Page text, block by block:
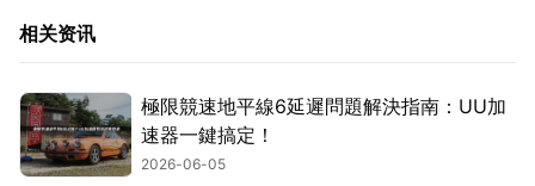
相关资讯
極限競速地平線6延遲問題解決指南：UU加
速器一鍵搞定！
2026-06-05